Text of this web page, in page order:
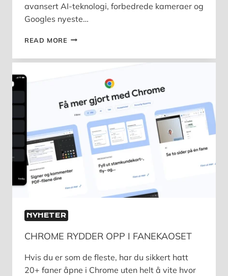
avansert AI-teknologi, forbedrede kameraer og
Googles nyeste…
READ MORE GOOGLE
10-
TILGJENGELIG
HOS
NORSK
OG
DATA
NYHETER
CHROME RYDDER OPP I FANEKAOSET
Hvis du er som de fleste, har du sikkert hatt
20+ faner åpne i Chrome uten helt å vite hvor